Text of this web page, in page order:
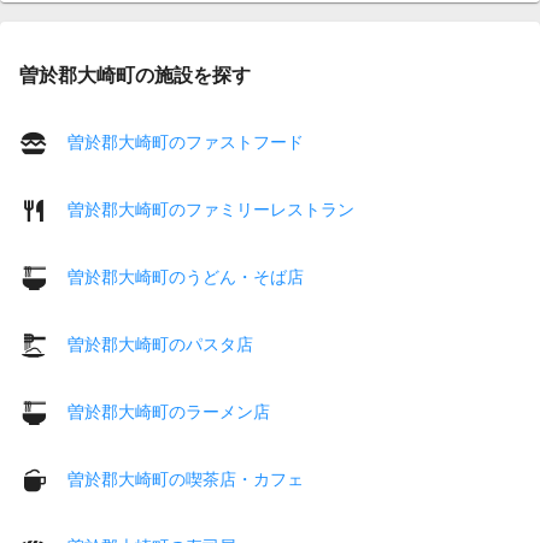
曽於郡大崎町の施設を探す
曽於郡大崎町のファストフード
曽於郡大崎町のファミリーレストラン
曽於郡大崎町のうどん・そば店
曽於郡大崎町のパスタ店
曽於郡大崎町のラーメン店
曽於郡大崎町の喫茶店・カフェ